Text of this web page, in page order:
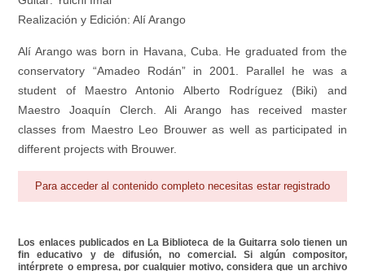
Área personal
Realización y Edición: Alí Arango
Alí Arango was born in Havana, Cuba. He graduated from the
conservatory “Amadeo Rodán” in 2001. Parallel he was a
student of Maestro Antonio Alberto Rodríguez (Biki) and
Maestro Joaquín Clerch. Ali Arango has received master
classes from Maestro Leo Brouwer as well as participated in
different projects with Brouwer.
Para acceder al contenido completo necesitas estar registrado
Los enlaces publicados en La Biblioteca de la Guitarra solo tienen un
fin educativo y de difusión, no comercial. Si algún compositor,
intérprete o empresa, por cualquier motivo, considera que un archivo